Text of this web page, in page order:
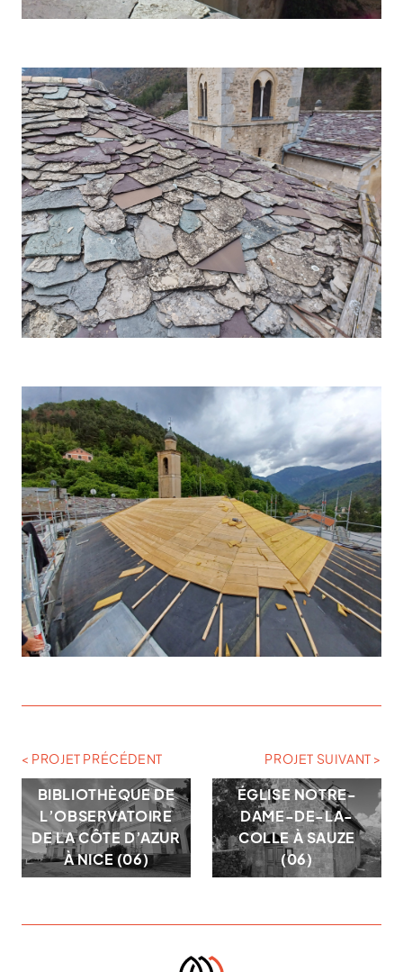
< PROJET PRÉCÉDENT
BIBLIOTHÈQUE DE
L’OBSERVATOIRE
DE LA CÔTE D’AZUR
À NICE (06)
ÉGLISE NOTRE-
DAME-DE-LA-
COLLE À SAUZE
(06)
PROJET SUIVANT >